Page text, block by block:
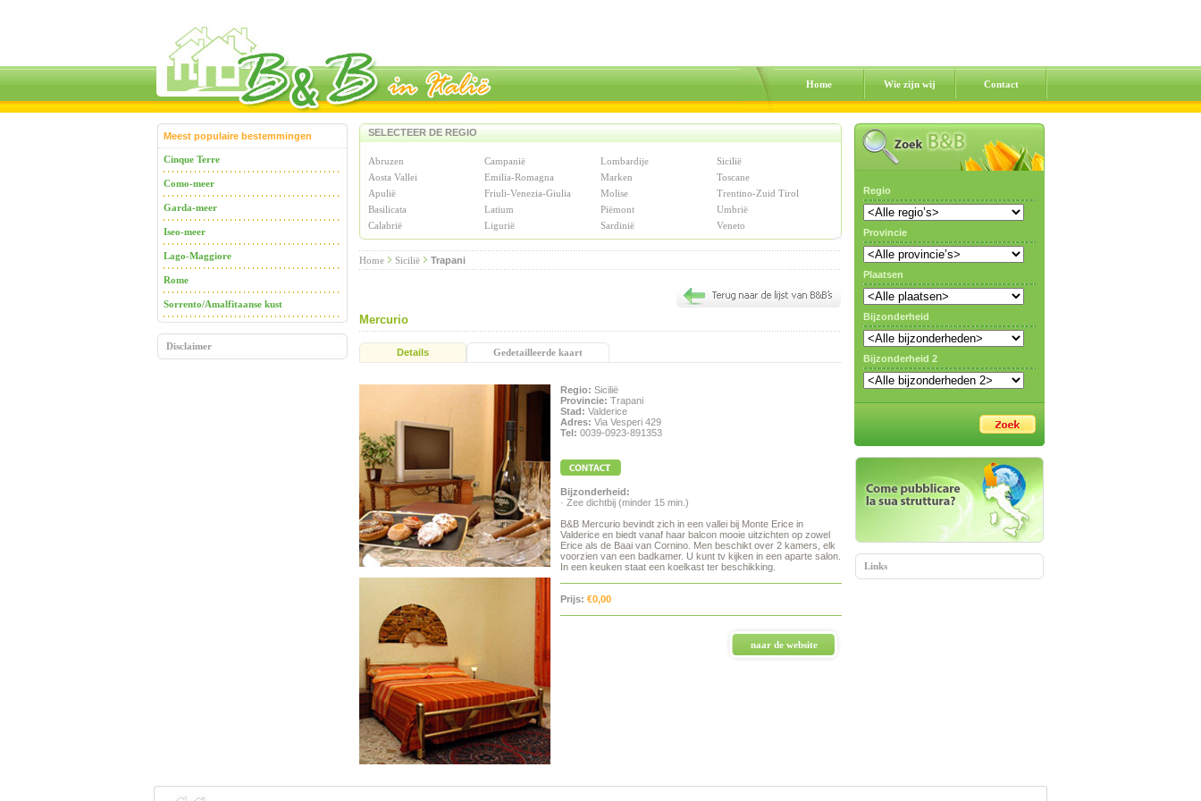
Home Wie zijn wij Contact
Meest populaire bestemmingen
Cinque Terre
Como-meer
Garda-meer
Iseo-meer
Lago-Maggiore
Rome
Sorrento/Amalfitaanse kust
Disclaimer
SELECTEER DE REGIO
Abruzen Campanië Lombardije
Sicilië
Aosta Vallei
Emilia-Romagna Marken
Toscane
Apulië
Friuli-Venezia-Giulia Molise
Trentino-Zuid Tirol
Basilicata
Latium Piëmont
Umbrië
Calabrië
Ligurië Sardinië Veneto
Home Sicilië Trapani
Mercurio
Details Gedetailleerde kaart
Regio: Sicilië
Provincie: Trapani
Stad: Valderice
Adres: Via Vesperi 429
Tel: 0039-0923-891353
Bijzonderheid:
· Zee dichtbij (minder 15 min.)
B&B Mercurio bevindt zich in een vallei bij Monte Erice in
Valderice en biedt vanaf haar balcon mooie uitzichten op zowel
Erice als de Baai van Cornino. Men beschikt over 2 kamers, elk
voorzien van een badkamer. U kunt tv kijken in een aparte salon.
In een keuken staat een koelkast ter beschikking.
Prijs: €0,00
naar de website
Regio
Provincie
Plaatsen
Bijzonderheid
Bijzonderheid 2
Links